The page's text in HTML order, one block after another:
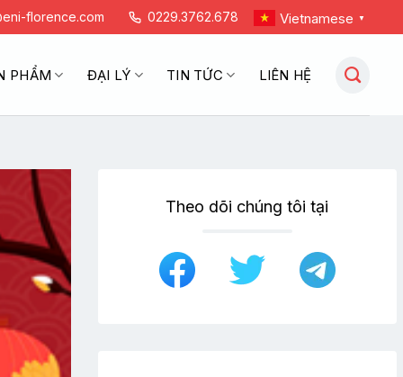
florence.com 0229.3762.678 Vietnamese ▼
PHẨM ĐẠI LÝ TIN TỨC LIÊN HỆ
Theo dõi chúng tôi tại